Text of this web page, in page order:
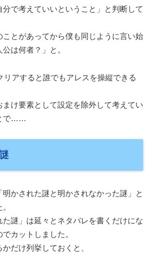
分で考えていいということ」と判断して
ことがあってから僕も同じように言い始
は何者？」と。
リアすると誰でもアレスを操縦できる
まけ要素として設定を除外して考えてい
で……
明かされた謎と明かされなかった謎」と
た謎」は延々とネタバレを書くだけにな
カットしました。
だけ列挙しておくと、